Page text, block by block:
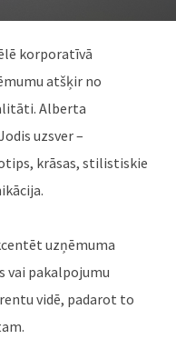
korporatīvā
atšķir no
Alberta
uzsver –
krāsas, stilistiskie
uzņēmuma
vai pakalpojumu
vidē, padarot to